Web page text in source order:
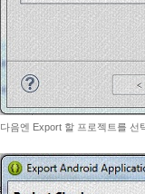
다음엔 Export 할 프로젝트를 선